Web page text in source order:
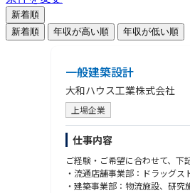
新着順
新着順
年収が高い順 年収が低い順
一般建築設計
大和ハウス工業株式会社
上場企業
仕事内容
ご経験・ご希望に合わせて、下
・流通店舗事業部：ドラッグ
・建築事業部：物流施設、研